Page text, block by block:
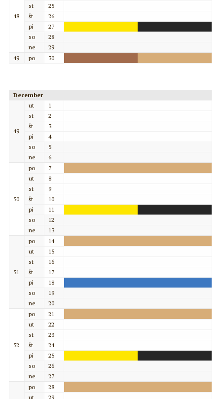
48
st
25
št
26
pi
27
so
28
ne
29
49
po 30
December
49
ut
1
st
2
št
3
pi
4
so
5
ne
6
50
po
7
ut
8
st
9
št
10
pi
11
so
12
ne
13
51
po
14
ut
15
st
16
št
17
pi
18
so
19
ne
20
52
po
21
ut
22
st
23
št
24
pi
25
so
26
ne
27
po
28
ut
29